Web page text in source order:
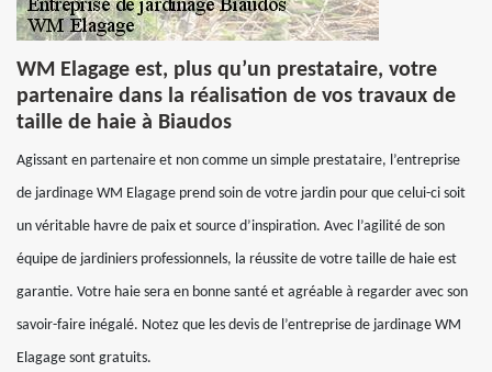
WM Elagage est, plus qu’un prestataire, votre
partenaire dans la réalisation de vos travaux de
taille de haie à Biaudos
Agissant en partenaire et non comme un simple prestataire, l’entreprise
de jardinage WM Elagage prend soin de votre jardin pour que celui-ci soit
un véritable havre de paix et source d’inspiration. Avec l’agilité de son
équipe de jardiniers professionnels, la réussite de votre taille de haie est
garantie. Votre haie sera en bonne santé et agréable à regarder avec son
savoir-faire inégalé. Notez que les devis de l’entreprise de jardinage WM
Elagage sont gratuits.